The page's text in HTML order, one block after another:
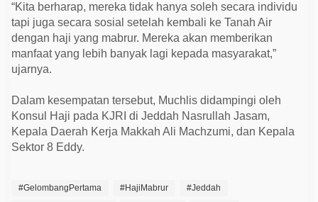
“Kita berharap, mereka tidak hanya soleh secara individu
tapi juga secara sosial setelah kembali ke Tanah Air
dengan haji yang mabrur. Mereka akan memberikan
manfaat yang lebih banyak lagi kepada masyarakat,”
ujarnya.
Dalam kesempatan tersebut, Muchlis didampingi oleh
Konsul Haji pada KJRI di Jeddah Nasrullah Jasam,
Kepala Daerah Kerja Makkah Ali Machzumi, dan Kepala
Sektor 8 Eddy.
#GelombangPertama #HajiMabrur
#Jeddah